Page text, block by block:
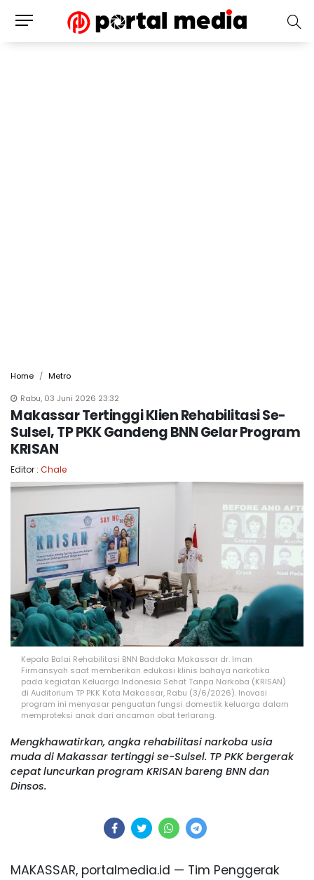
Home
Metro
Rabu, 03 Juni 2026 23:32
Makassar Tertinggi Klien Rehabilitasi Se-
Sulsel, TP PKK Gandeng BNN Gelar Program
KRISAN
Editor : Chale
Kepala Balai Rehabilitasi BNN Baddoka Makassar dr. Iman
Firmansyah saat memberikan edukasi klinis bahaya narkotika
pada kegiatan Keluarga Indonesia Sehat Tanpa Narkoba (KRISAN)
di Auditorium TP PKK Kota Makassar, Rabu (3/6/2026). Inovasi
program ini menyasar penguatan fungsi domestik keluarga dalam
memproteksi anak dari ancaman obat terlarang.
Mengkhawatirkan, angka rehabilitasi narkoba usia
muda di Makassar tertinggi se-Sulsel. TP PKK bergerak
cepat luncurkan program KRISAN bareng BNN dan
Dinsos.
MAKASSAR, portalmedia.id — Tim Penggerak